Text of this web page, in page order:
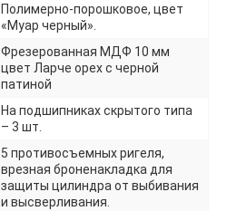
Полимерно-порошковое, цвет
«Муар черный».
Фрезерованная МДФ 10 мм
цвет Ларче орех с черной
патиной
На подшипниках скрытого типа
– 3 шт.
5 противосъемных ригеля,
врезная броненакладка для
защиты цилиндра от выбивания
и высверливания.